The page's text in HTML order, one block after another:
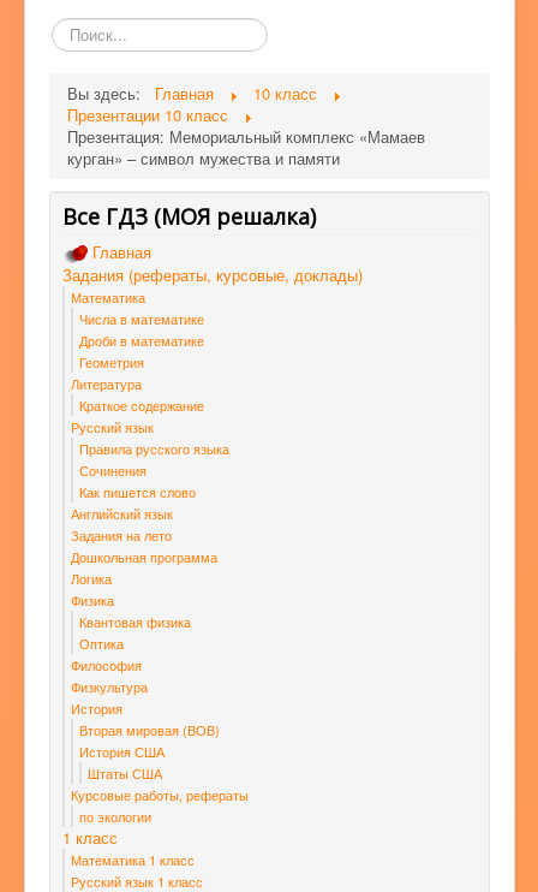
Поиск
по
Вы здесь:
Главная
10 класс
Презентации 10 класс
Презентация: Мемориальный комплекс «Мамаев
курган» – символ мужества и памяти
Все ГДЗ (МОЯ решалка)
Главная
Задания (рефераты, курсовые, доклады)
Математика
Числа в математике
Дроби в математике
Геометрия
Литература
Краткое содержание
Русский язык
Правила русского языка
Сочинения
Как пишется слово
Английский язык
Задания на лето
Дошкольная программа
Логика
Физика
Квантовая физика
Оптика
Философия
Физкультура
История
Вторая мировая (ВОВ)
История США
Штаты США
Курсовые работы, рефераты
по экологии
1 класс
Математика 1 класс
Русский язык 1 класс